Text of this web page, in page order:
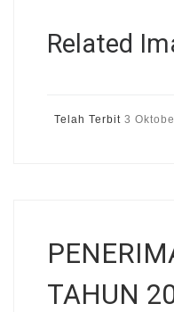
Related
Telah Terbit 3
TAHUN